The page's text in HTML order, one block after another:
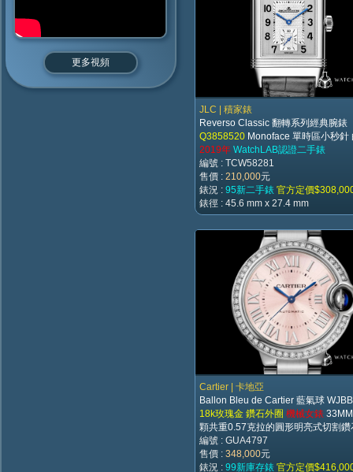
更多視頻
JLC | 積家錶
Reverso Classic 翻轉系列經典腕錶
Q3858520 Monoface 單時區小秒針
2019年 WatchLAB認證二手錶
編號 : TCW58281
售價 : 210,000元
錶況 : 95新二手錶 官方定價
錶徑 : 45.6 mm x 27.4 mm
Cartier | 卡地亞
Ballon Bleu de Cartier 藍氣球
18k玫瑰金 鑽石外圈 機械女錶
顆共重0.57克拉的圓形明亮式切割鑽
編號 : GUA4797
售價 : 348,000元
錶況 : 99新庫存錶 官方定價